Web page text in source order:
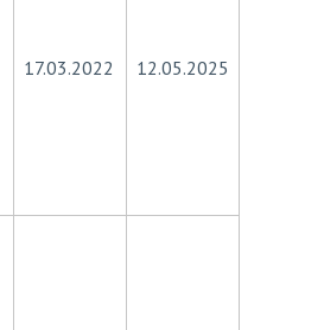
17.03.2022 12.05.2025